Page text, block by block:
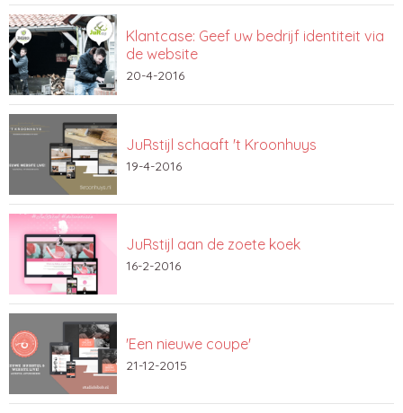
Klantcase: Geef uw bedrijf identiteit via
de website
20-4-2016
JuRstijl schaaft 't Kroonhuys
19-4-2016
JuRstijl aan de zoete koek
16-2-2016
'Een nieuwe coupe'
21-12-2015